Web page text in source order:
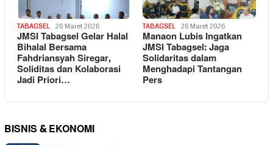
TABAGSEL 26 Maret 2026
JMSI Tabagsel Gelar Halal
Bihalal Bersama
Fahdriansyah Siregar,
Soliditas dan Kolaborasi
Jadi Priori…
TABAGSEL 26 Maret 2026
Manaon Lubis Ingatkan
JMSI Tabagsel: Jaga
Solidaritas dalam
Menghadapi Tantangan
Pers
BISNIS & EKONOMI